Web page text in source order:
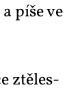
pí­še ve
ztě­les­